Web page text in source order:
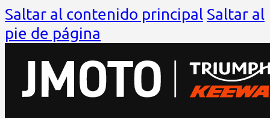
Saltar al contenido principal Saltar al
pie de página